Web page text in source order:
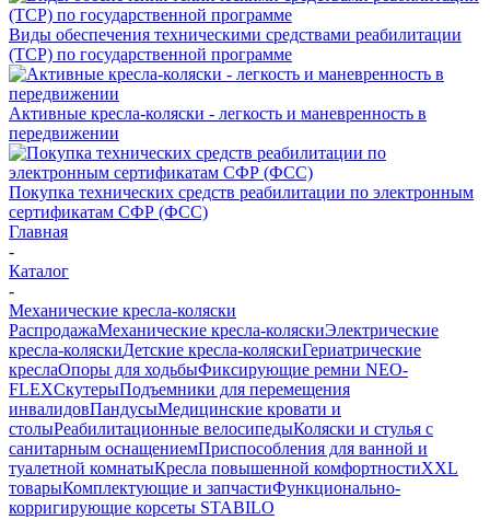
Виды обеспечения техническими средствами реабилитации
(ТСР) по государственной программе
Активные кресла-коляски - легкость и маневренность в
передвижении
Покупка технических средств реабилитации по электронным
сертификатам СФР (ФСС)
Главная
-
Каталог
-
Механические кресла-коляски
РаспродажаМеханические кресла-коляскиЭлектрические
кресла-коляскиДетские кресла-коляскиГериатрические
креслаОпоры для ходьбыФиксирующие ремни NEO-
FLEXСкутерыПодъемники для перемещения
инвалидовПандусыМедицинские кровати и
столыРеабилитационные велосипедыКоляски и стулья с
санитарным оснащениемПриспособления для ванной и
туалетной комнатыКресла повышенной комфортностиXXL
товарыКомплектующие и запчастиФункционально-
корригирующие корсеты STABILO